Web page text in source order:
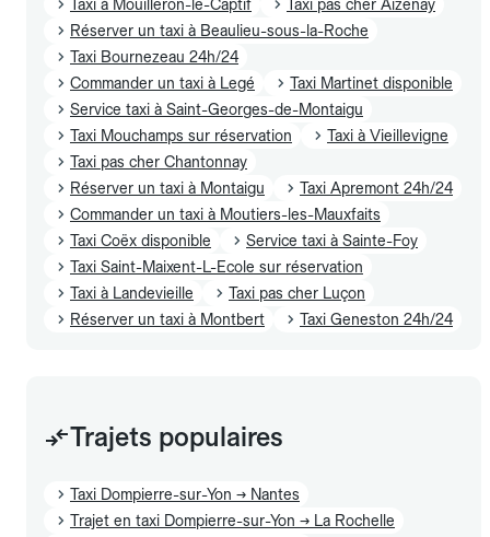
Taxi à Mouilleron-le-Captif
Taxi pas cher Aizenay
Réserver un taxi à Beaulieu-sous-la-Roche
Taxi Bournezeau 24h/24
Commander un taxi à Legé
Taxi Martinet disponible
Service taxi à Saint-Georges-de-Montaigu
Taxi Mouchamps sur réservation
Taxi à Vieillevigne
Taxi pas cher Chantonnay
Réserver un taxi à Montaigu
Taxi Apremont 24h/24
Commander un taxi à Moutiers-les-Mauxfaits
Taxi Coëx disponible
Service taxi à Sainte-Foy
Taxi Saint-Maixent-L-Ecole sur réservation
Taxi à Landevieille
Taxi pas cher Luçon
Réserver un taxi à Montbert
Taxi Geneston 24h/24
Trajets populaires
Taxi Dompierre-sur-Yon → Nantes
Trajet en taxi Dompierre-sur-Yon → La Rochelle